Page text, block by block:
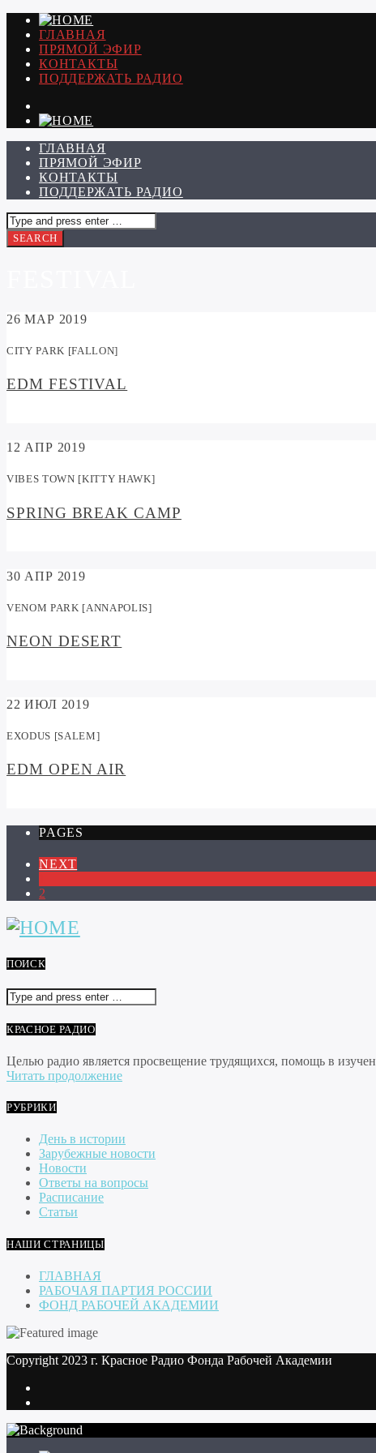
ГЛАВНАЯ
ПРЯМОЙ ЭФИР
КОНТАКТЫ
ПОДДЕРЖАТЬ РАДИО
ГЛАВНАЯ
ПРЯМОЙ ЭФИР
КОНТАКТЫ
ПОДДЕРЖАТЬ РАДИО
26МАР 2019
CITY PARK [FALLON]
EDM FESTIVAL
12 АПР 2019
VIBES TOWN [KITTY HAWK]
SPRING BREAK CAMP
30 АПР 2019
VENOM PARK [ANNAPOLIS]
NEON DESERT
22ИЮЛ 2019
EXODUS [SALEM]
EDM OPEN AIR
PAGES
NEXT
2
ПОИСК
КРАСНОЕ РАДИО
Целью радио является просвещение трудящихся, помощь в
Читать продолжение
РУБРИКИ
День в истории
Зарубежные новости
Новости
Ответы на вопросы
Расписание
Статьи
НАШИ СТРАНИЦЫ
ГЛАВНАЯ
РАБОЧАЯ ПАРТИЯ РОССИИ
ФОНД РАБОЧЕЙ АКАДЕМИИ
Copyright 2023 г. Красное Радио Фонда Рабочей Академии